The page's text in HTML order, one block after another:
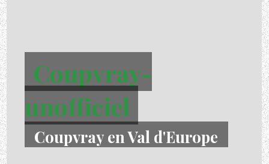
Coupvray-
unofficiel
Coupvray en Val d'Europe